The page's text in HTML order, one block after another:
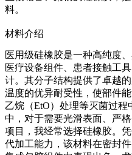
料。
材料介绍
医用级硅橡胶是一种高纯度
医疗设备组件、患者接触工
计。其分子结构提供了卓越
温度的优异耐受性，使部件
乙烷（EtO）处理等灭菌过
中，对于需要光滑表面、严
项目，我经常选择硅橡胶。
代加工能力，该材料在密封